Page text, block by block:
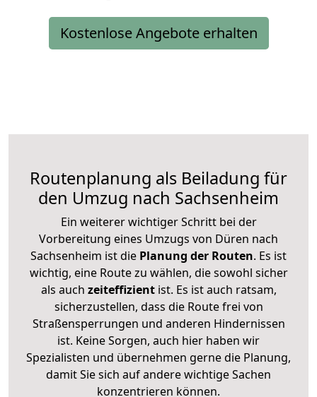
Kostenlose Angebote erhalten
Routenplanung als Beiladung für
den Umzug nach Sachsenheim
Ein weiterer wichtiger Schritt bei der
Vorbereitung eines Umzugs von Düren nach
Sachsenheim ist die Planung der Routen. Es ist
wichtig, eine Route zu wählen, die sowohl sicher
als auch zeiteffizientist. Es ist auch ratsam,
sicherzustellen, dass die Route frei von
Straßensperrungen und anderen Hindernissen
ist. Keine Sorgen, auch hier haben wir
Spezialisten und übernehmen gerne die Planung,
damit Sie sich auf andere wichtige Sachen
konzentrieren können.